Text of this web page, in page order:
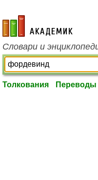
academic.ru
Словари и
Толкования Переводы